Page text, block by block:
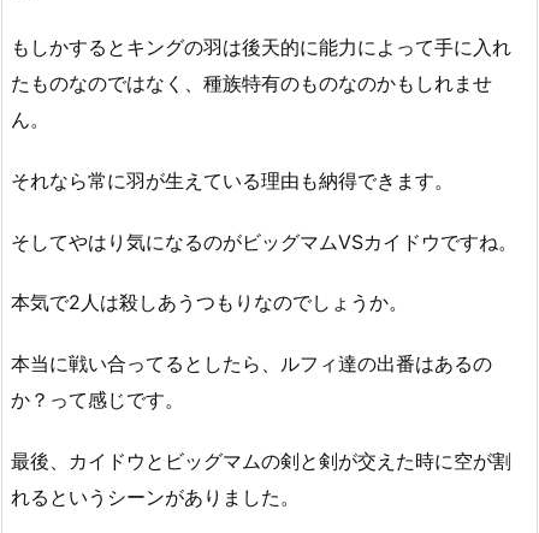
もしかするとキングの羽は後天的に能力によって手に入れ
たものなのではなく、種族特有のものなのかもしれませ
ん。
それなら常に羽が生えている理由も納得できます。
そしてやはり気になるのがビッグマムVSカイドウですね。
本気で2人は殺しあうつもりなのでしょうか。
本当に戦い合ってるとしたら、ルフィ達の出番はあるの
か？って感じです。
最後、カイドウとビッグマムの剣と剣が交えた時に空が割
れるというシーンがありました。